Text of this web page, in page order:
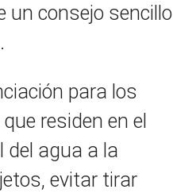
un consejo sencillo
para los
residen en el
del agua a la
evitar tirar